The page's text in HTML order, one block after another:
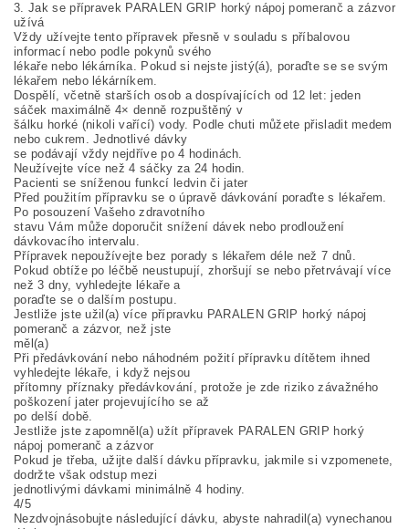
3. Jak se přípravek PARALEN GRIP horký nápoj pomeranč a zázvor
užívá
Vždy užívejte tento přípravek přesně v souladu s příbalovou
informací nebo podle pokynů svého
lékaře nebo lékárníka. Pokud si nejste jistý(á), poraďte se se svým
lékařem nebo lékárníkem.
Dospělí, včetně starších osob a dospívajících od 12 let: jeden
sáček maximálně 4× denně rozpuštěný v
šálku horké (nikoli vařící) vody. Podle chuti můžete přisladit medem
nebo cukrem. Jednotlivé dávky
se podávají vždy nejdříve po 4 hodinách.
Neužívejte více než 4 sáčky za 24 hodin.
Pacienti se sníženou funkcí ledvin či jater
Před použitím přípravku se o úpravě dávkování poraďte s lékařem.
Po posouzení Vašeho zdravotního
stavu Vám může doporučit snížení dávek nebo prodloužení
dávkovacího intervalu.
Přípravek nepoužívejte bez porady s lékařem déle než 7 dnů.
Pokud obtíže po léčbě neustupují, zhoršují se nebo přetrvávají více
než 3 dny, vyhledejte lékaře a
poraďte se o dalším postupu.
Jestliže jste užil(a) více přípravku PARALEN GRIP horký nápoj
pomeranč a zázvor, než jste
měl(a)
Při předávkování nebo náhodném požití přípravku dítětem ihned
vyhledejte lékaře, i když nejsou
přítomny příznaky předávkování, protože je zde riziko závažného
poškození jater projevujícího se až
po delší době.
Jestliže jste zapomněl(a) užít přípravek PARALEN GRIP horký
nápoj pomeranč a zázvor
Pokud je třeba, užijte další dávku přípravku, jakmile si vzpomenete,
dodržte však odstup mezi
jednotlivými dávkami minimálně 4 hodiny.
4/5
Nezdvojnásobujte následující dávku, abyste nahradil(a) vynechanou